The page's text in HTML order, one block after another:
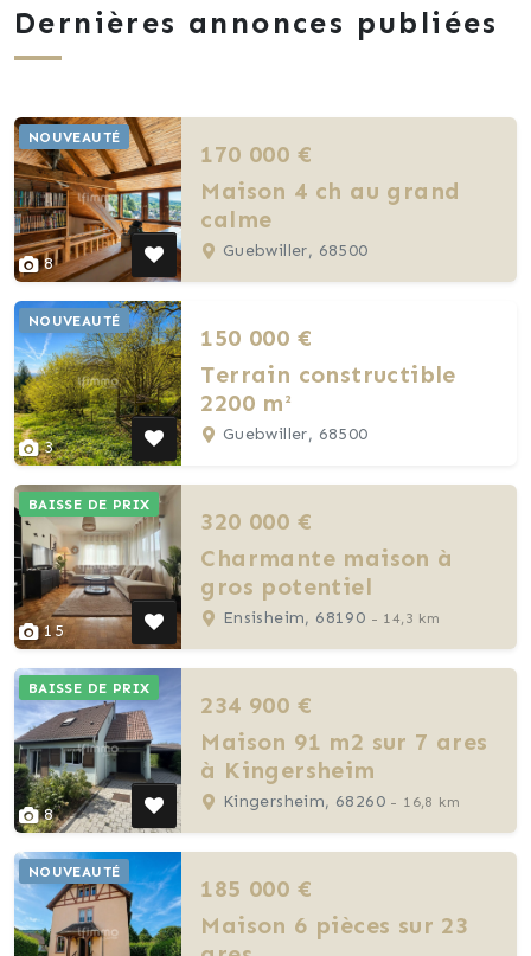
Dernières annonces publiées
8
NOUVEAUTÉ
170 000 €
Maison 4 ch au grand
calme
Guebwiller, 68500
3
NOUVEAUTÉ
150 000 €
Terrain constructible
2200 m²
Guebwiller, 68500
15
BAISSE DE PRIX
320 000 €
Charmante maison à
gros potentiel
Ensisheim, 68190 - 14,3 km
8
BAISSE DE PRIX
234 900 €
Maison 91 m2 sur 7 ares
à Kingersheim
Kingersheim, 68260 - 16,8 km
NOUVEAUTÉ
185 000 €
Maison 6 pièces sur 23